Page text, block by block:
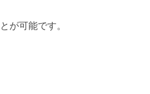
が可能です。